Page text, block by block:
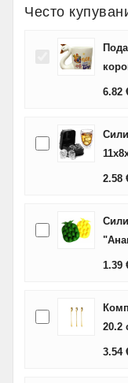
Често
6.82
2.58
1.39
20.2
3.54